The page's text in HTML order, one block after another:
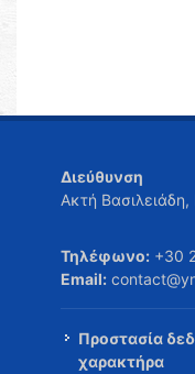
Διεύθυνση
Ακτή
Τηλέφωνο: +30
Email:
Προστασία
χαρακτήρα